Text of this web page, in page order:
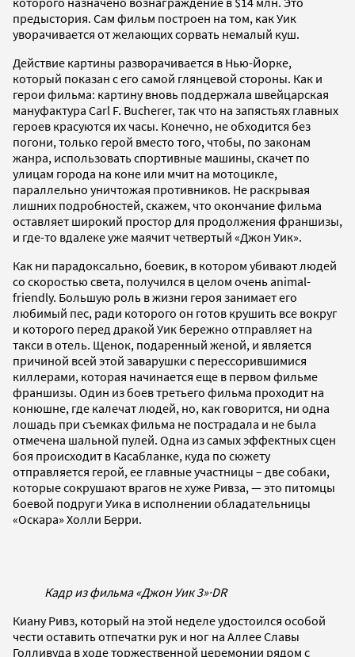
предыстория. Сам фильм построен на том, как Уик
уворачивается от желающих сорвать немалый куш.
Действие картины разворачивается в Нью-Йорке,
который показан с его самой глянцевой стороны. Как и
герои фильма: картину вновь поддержала швейцарская
мануфактура Carl F. Bucherer, так что на запястьях главных
героев красуются их часы. Конечно, не обходится без
погони, только герой вместо того, чтобы, по законам
жанра, использовать спортивные машины, скачет по
улицам города на коне или мчит на мотоцикле,
параллельно уничтожая противников. Не раскрывая
лишних подробностей, скажем, что окончание фильма
оставляет широкий простор для продолжения франшизы,
и где-то вдалеке уже маячит четвертый «Джон Уик».
Как ни парадоксально, боевик, в котором убивают людей
со скоростью света, получился в целом очень animal-
friendly. Большую роль в жизни героя занимает его
любимый пес, ради которого он готов крушить все вокруг
и которого перед дракой Уик бережно отправляет на
такси в отель. Щенок, подаренный женой, и является
причиной всей этой заварушки с перессорившимися
киллерами, которая начинается еще в первом фильме
франшизы. Один из боев третьего фильма проходит на
конюшне, где калечат людей, но, как говорится, ни одна
лошадь при съемках фильма не пострадала и не была
отмечена шальной пулей. Одна из самых эффектных сцен
боя происходит в Касабланке, куда по сюжету
отправляется герой, ее главные участницы – две собаки,
которые сокрушают врагов не хуже Ривза, — это питомцы
боевой подруги Уика в исполнении обладательницы
«Оскара» Холли Берри.
Кадр из фильма «Джон Уик 3»·DR
Киану Ривз, который на этой неделе удостоился особой
чести оставить отпечатки рук и ног на Аллее Славы
Голливуда в ходе торжественной церемонии рядом с